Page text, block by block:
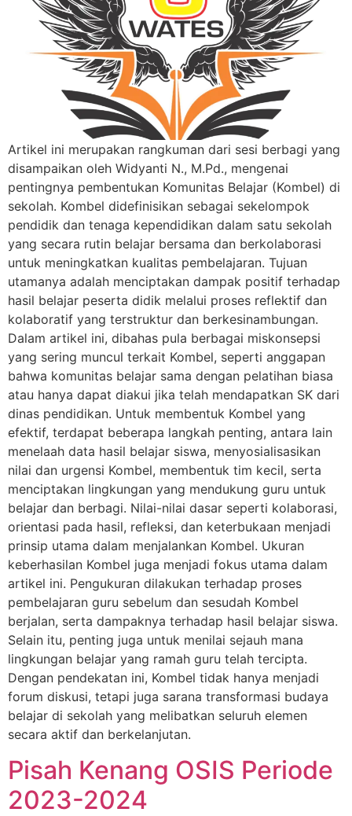
Artikel ini merupakan rangkuman dari sesi berbagi yang
disampaikan oleh Widyanti N., M.Pd., mengenai
pentingnya pembentukan Komunitas Belajar (Kombel) di
sekolah. Kombel didefinisikan sebagai sekelompok
pendidik dan tenaga kependidikan dalam satu sekolah
yang secara rutin belajar bersama dan berkolaborasi
untuk meningkatkan kualitas pembelajaran. Tujuan
utamanya adalah menciptakan dampak positif terhadap
hasil belajar peserta didik melalui proses reflektif dan
kolaboratif yang terstruktur dan berkesinambungan.
Dalam artikel ini, dibahas pula berbagai miskonsepsi
yang sering muncul terkait Kombel, seperti anggapan
bahwa komunitas belajar sama dengan pelatihan biasa
atau hanya dapat diakui jika telah mendapatkan SK dari
dinas pendidikan. Untuk membentuk Kombel yang
efektif, terdapat beberapa langkah penting, antara lain
menelaah data hasil belajar siswa, menyosialisasikan
nilai dan urgensi Kombel, membentuk tim kecil, serta
menciptakan lingkungan yang mendukung guru untuk
belajar dan berbagi. Nilai-nilai dasar seperti kolaborasi,
orientasi pada hasil, refleksi, dan keterbukaan menjadi
prinsip utama dalam menjalankan Kombel. Ukuran
keberhasilan Kombel juga menjadi fokus utama dalam
artikel ini. Pengukuran dilakukan terhadap proses
pembelajaran guru sebelum dan sesudah Kombel
berjalan, serta dampaknya terhadap hasil belajar siswa.
Selain itu, penting juga untuk menilai sejauh mana
lingkungan belajar yang ramah guru telah tercipta.
Dengan pendekatan ini, Kombel tidak hanya menjadi
forum diskusi, tetapi juga sarana transformasi budaya
belajar di sekolah yang melibatkan seluruh elemen
secara aktif dan berkelanjutan.
Pisah Kenang OSIS Periode
2023-2024